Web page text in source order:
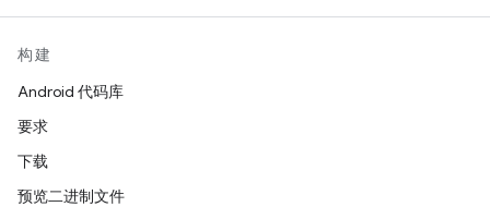
构建
Android 代码库
要求
下载
预览二进制文件